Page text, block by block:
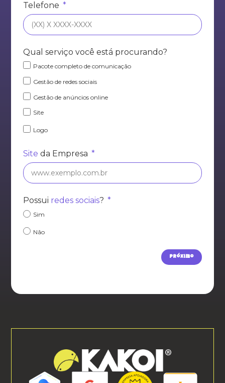
Telefone
Qual serviço você está procurando?
Pacote completo de comunicação
Gestão de redes sociais
Gestão de anúncios online
Site
Logo
Site da Empresa
Possui redes sociais?
Sim
Não
Próximo